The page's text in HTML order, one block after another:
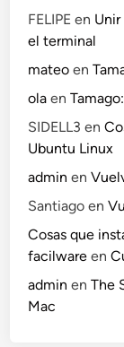
FELIPE en
el terminal
mateo en
ola en
SIDELL3 en
Ubuntu Linux
admin en
Santiago en
Cosas que
facilware en
admin enThe
Mac